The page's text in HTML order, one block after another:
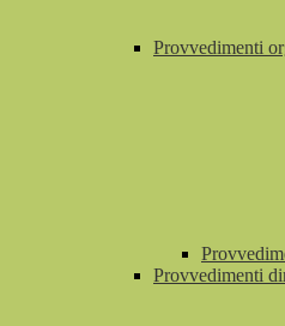
Provvedimenti
Provvedimenti